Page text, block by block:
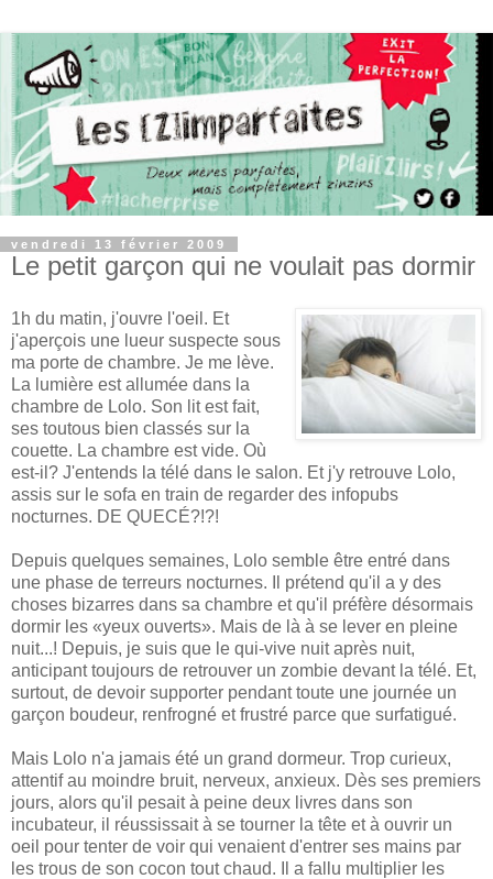
vendredi 13 février 2009
Le petit garçon qui ne voulait pas dormir
1h du matin, j'ouvre l'oeil. Et
j'aperçois une lueur suspecte sous
ma porte de chambre. Je me lève.
La lumière est allumée dans la
chambre de Lolo. Son lit est fait,
ses toutous bien classés sur la
couette. La chambre est vide. Où
est-il? J'entends la télé dans le salon. Et j'y retrouve Lolo,
assis sur le sofa en train de regarder des infopubs
nocturnes. DE QUECÉ?!?!
Depuis quelques semaines, Lolo semble être entré dans
une phase de terreurs nocturnes. Il prétend qu'il a y des
choses bizarres dans sa chambre et qu'il préfère désormais
dormir les «yeux ouverts». Mais de là à se lever en pleine
nuit...! Depuis, je suis que le qui-vive nuit après nuit,
anticipant toujours de retrouver un zombie devant la télé. Et,
surtout, de devoir supporter pendant toute une journée un
garçon boudeur, renfrogné et frustré parce que surfatigué.
Mais Lolo n'a jamais été un grand dormeur. Trop curieux,
attentif au moindre bruit, nerveux, anxieux. Dès ses premiers
jours, alors qu'il pesait à peine deux livres dans son
incubateur, il réussissait à se tourner la tête et à ouvrir un
oeil pour tenter de voir qui venaient d'entrer ses mains par
les trous de son cocon tout chaud. Il a fallu multiplier les